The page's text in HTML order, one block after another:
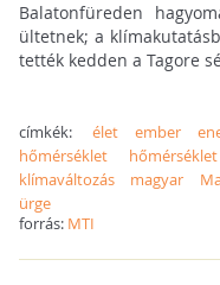
Balatonfüreden
ültetnek; a
tették kedden a Tagore
címkék:élet ember
hőmérséklet
klímaváltozás
magyar
ürge
forrás: MTI